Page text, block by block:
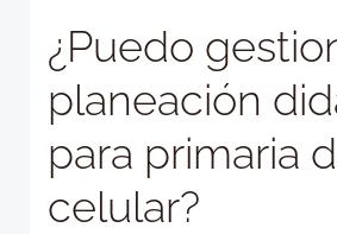
¿Puedo
planeación
para primaria
celular?